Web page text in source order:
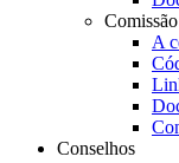
A
Conselhos